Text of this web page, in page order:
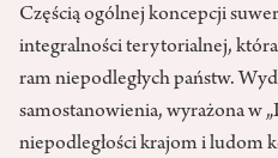
Częścią ogólnej koncepcji
integralności terytorialnej,
ram niepodległych państw.
samostanowienia, wyrażona w
niepodległości krajom i ludom